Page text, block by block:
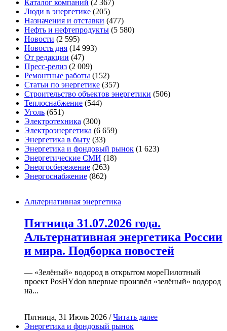
Каталог компаний (2 367)
Люди в энергетике (205)
Назначения и отставки (477)
Нефть и нефтепродукты (5 580)
Новости (2 595)
Новость дня (14 993)
От редакции (47)
Пресс-релиз (2 009)
Ремонтные работы (152)
Статьи по энергетике (357)
Строительство объектов энергетики (506)
Теплоснабжение (544)
Уголь (651)
Электротехника (300)
Электроэнергетика (6 659)
Энергетика в быту (33)
Энергетика и фондовый рынок (1 623)
Энергетические СМИ (18)
Энергосбережение (263)
Энергоснабжение (862)
Альтернативная энергетика
Пятница 31.07.2026 года.
Альтернативная энергетика России
и мира. Подборка новостей
— «Зелёный» водород в открытом мореПилотный
проект PosHYdon впервые произвёл «зелёный» водород
на...
Пятница, 31 Июль 2026 /Читать далее
Энергетика и фондовый рынок